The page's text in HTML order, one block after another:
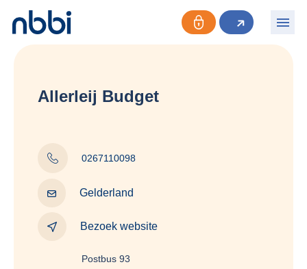
Allerleij Budget
0267110098
Gelderland
Bezoek website
Postbus 93